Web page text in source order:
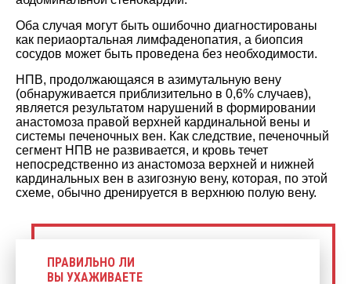
Оба случая могут быть ошибочно диагностированы
как периаортальная лимфаденопатия, а биопсия
сосудов может быть проведена без необходимости.
НПВ, продолжающаяся в азимутальную вену
(обнаруживается приблизительно в 0,6% случаев),
является результатом нарушений в формировании
анастомоза правой верхней кардинальной вены и
системы печеночных вен. Как следствие, печеночный
сегмент НПВ не развивается, и кровь течет
непосредственно из анастомоза верхней и нижней
кардинальных вен в азигозную вену, которая, по этой
схеме, обычно дренируется в верхнюю полую вену.
ПРАВИЛЬНО ЛИ
ВЫ УХАЖИВАЕТЕ